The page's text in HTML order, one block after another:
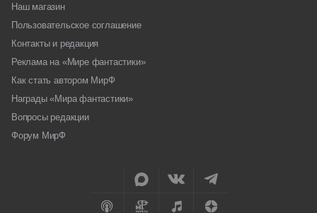
Наш магазин
Пользовательское соглашение
Контакты и редакция
Реклама на «Мире фантастики»
Как стать автором МирФ
Награды «Мира фантастики»
Вопросы редакции
Форум МирФ